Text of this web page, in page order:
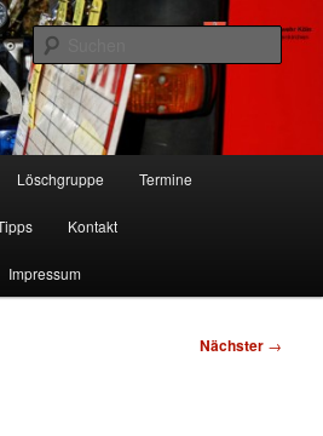
Rodenkirchen
Löschgruppe Termine
Kontakt
Impressum
Nächster →